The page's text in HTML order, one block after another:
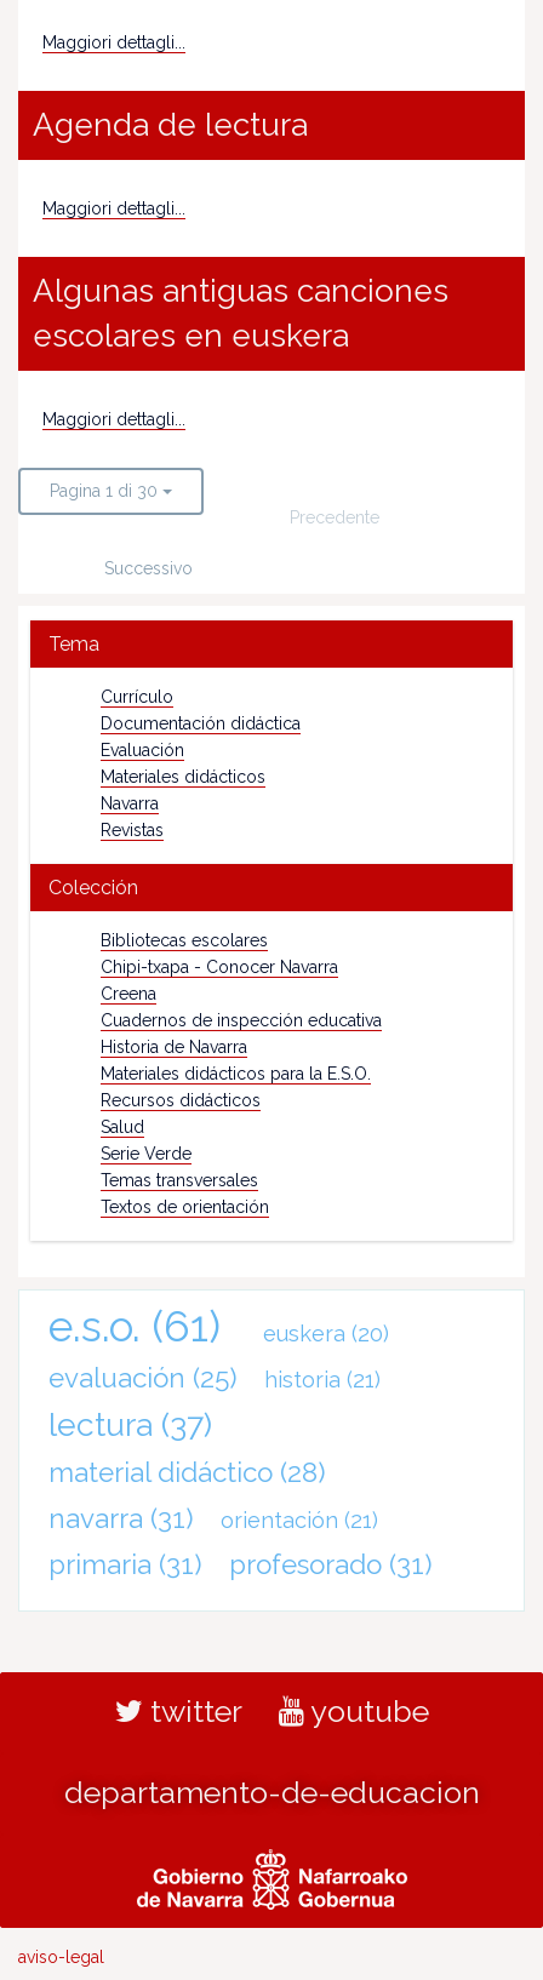
Maggiori dettagli...
Agenda de lectura
Maggiori dettagli...
Algunas antiguas canciones
escolares en euskera
Maggiori dettagli...
Pagina 1 di 30
Precedente
Successivo
Tema
Currículo
Documentación didáctica
Evaluación
Materiales didácticos
Navarra
Revistas
Colección
Bibliotecas escolares
Chipi-txapa - Conocer Navarra
Creena
Cuadernos de inspección educativa
Historia de Navarra
Materiales didácticos para la E.S.O.
Recursos didácticos
Salud
Serie Verde
Temas transversales
Textos de orientación
e.s.o. (61) euskera (20)
evaluación (25) historia (21)
lectura (37)
material didáctico (28)
navarra (31) orientación (21)
primaria (31) profesorado (31)
twitter youtube
departamento-de-educacion
aviso-legal